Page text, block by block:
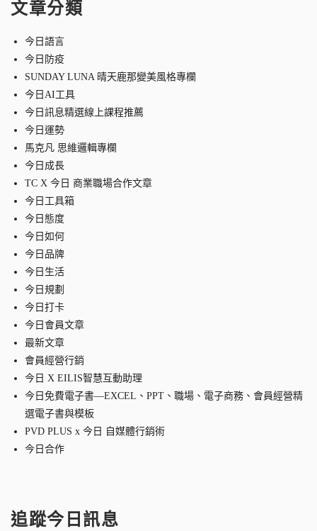
文章分類
今日語言
今日防疫
SUNDAY LUNA 晴天鹿那變美風格專欄
今日AI工具
今日訊息精選線上課程推薦
今日運勢
馬克凡 思維邏輯專欄
今日成長
TC X 今日 商業職場合作文章
今日工具箱
今日態度
今日如何
今日品牌
今日生活
今日規劃
今日打卡
今日會員文章
最新文章
會員經營行銷
今日 X EILIS智慧互動助理
今日免費電子書—EXCEL、PPT、職場、電子商務、會員經營精
選電子書與模板
PVD PLUS x 今日 自媒體行銷術
今日合作
追蹤今日訊息